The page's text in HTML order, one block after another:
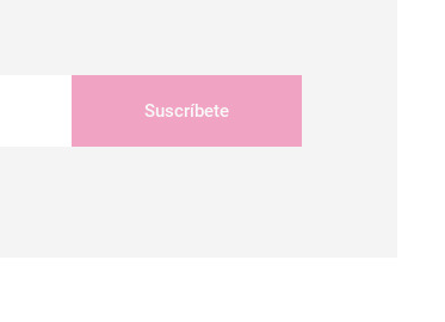
Suscríbete